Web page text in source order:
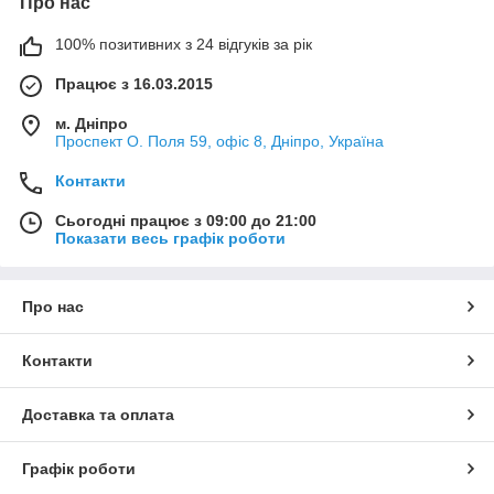
100% позитивних з 24 відгуків за рік
Працює з 16.03.2015
м. Дніпро
Проспект О. Поля 59, офіс 8, Дніпро, Україна
Контакти
Сьогодні працює з 09:00 до 21:00
Показати весь графік роботи
Про нас
Контакти
Доставка та оплата
Графік роботи